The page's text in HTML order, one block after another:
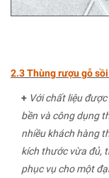
2.3 Thùng rượu gỗ
+ Với chất liệu
bền và công dụng
nhiều khách hàng
kích thước vừa đủ,
phục vụ cho một